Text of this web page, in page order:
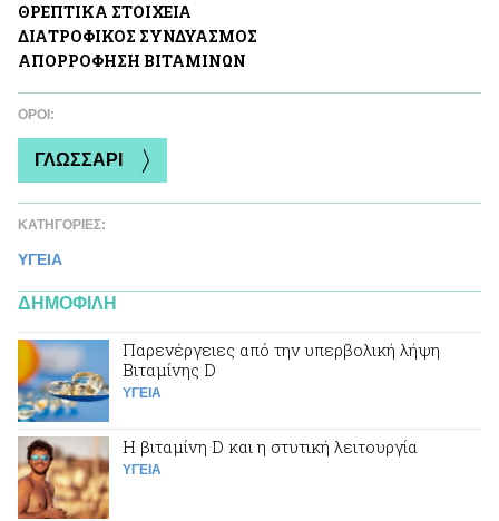
ΘΡΕΠΤΙΚA ΣΤΟΙΧΕΙΑ
ΔΙΑΤΡΟΦΙΚΟΣ ΣΥΝΔΥΑΣΜΟΣ
ΑΠΟΡΡΟΦΗΣΗ ΒΙΤΑΜΙΝΩΝ
ΌΡΟΙ:
ΓΛΩΣΣΑΡΙ
ΚΑΤΗΓΟΡΙΕΣ:
ΥΓΕΙΑ
ΔΗΜΟΦΙΛΗ
Παρενέργειες από την υπερβολική λήψη
Βιταμίνης D
ΥΓΕΙΑ
Η βιταμίνη D και η στυτική λειτουργία
ΥΓΕΙΑ